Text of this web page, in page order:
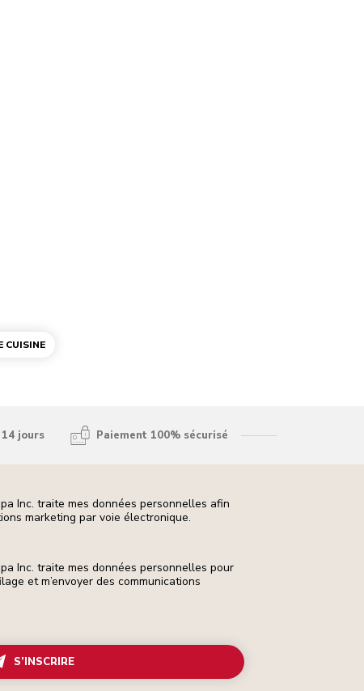
CUISINE
jours Paiement 100% sécurisé
Inc. traite mes données personnelles afin
marketing par voie électronique.
Inc. traite mes données personnelles pour
et m’envoyer des communications
S’INSCRIRE